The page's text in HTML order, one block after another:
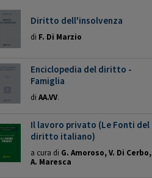
Diritto dell'insolvenza
di F. Di Marzio
Enciclopedia del diritto -
Famiglia
di AA.VV.
Il lavoro privato (Le Fonti del
diritto italiano)
a cura di G. Amoroso, V. Di Cerbo,
A. Maresca